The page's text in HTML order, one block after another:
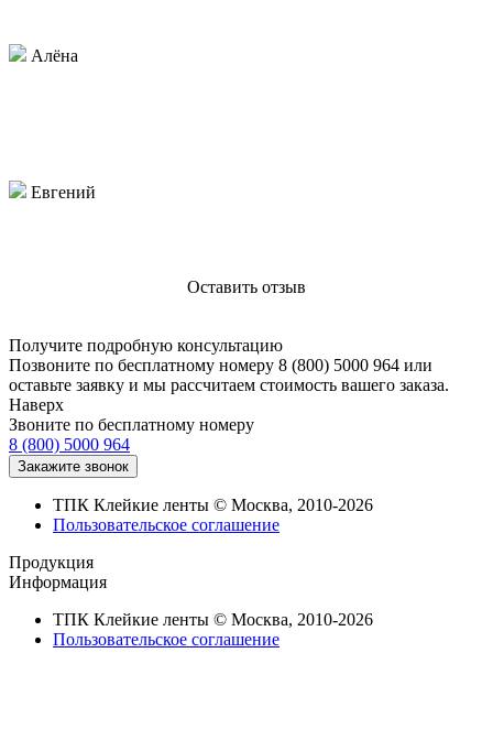
Алёна
Евгений
Оставить отзыв
Получите подробную консультацию
Позвоните по бесплатному номеру 8 (800) 5000 964 или
оставьте заявку и мы рассчитаем стоимость вашего заказа.
Наверх
Звоните по бесплатному номеру
8 (800) 5000 964
ТПК Клейкие ленты © Москва, 2010-2026
Пользовательское соглашение
Продукция
Информация
ТПК Клейкие ленты © Москва, 2010-2026
Пользовательское соглашение